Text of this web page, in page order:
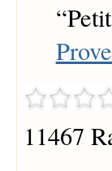
“
11467